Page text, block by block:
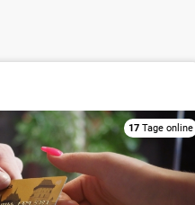
17Tage online